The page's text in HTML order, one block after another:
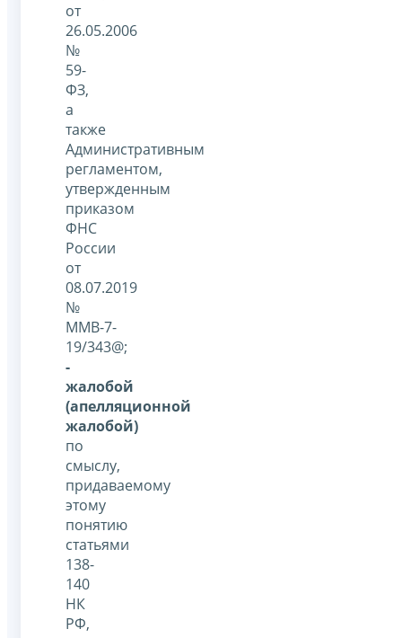
от
26.05.2006
№
59-
ФЗ,
а
также
Административным
регламентом,
утвержденным
приказом
ФНС
России
от
08.07.2019
№
ММВ-7-
19/343@;
-
жалобой
(апелляционной
жалобой)
по
смыслу,
придаваемому
этому
понятию
статьями
138-
140
НК
РФ,